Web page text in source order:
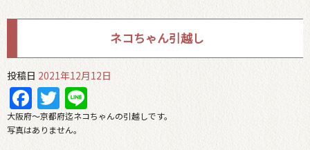
ネコちゃん引越し
投稿日 2021年12月12日
Facebook
Twitter
大阪府〜京都府迄ネコちゃんの引越しです。
写真はありません。